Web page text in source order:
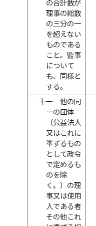
の合計数が
理事の総数
の三分の一
を超えない
ものである
こと。監事
について
も、同様と
する。
十一
他の同
一の団体
（公益法人
又はこれに
準ずるもの
として政令
で定めるも
のを除
く。）の理
事又は使用
人である者
その他これ